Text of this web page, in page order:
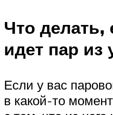
Что делать,
идет пар из
Если у вас
в какой-то